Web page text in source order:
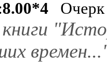
8.00*4
книги